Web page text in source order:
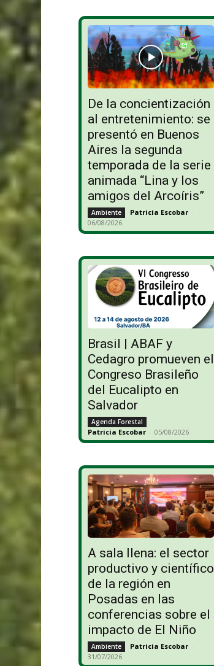
De la concientización
al entretenimiento: se
presentó en Buenos
Aires la segunda
temporada de la serie
animada “Lina y los
amigos del Arcoíris”
Ambiente Patricia Escobar -
06/08/2026
Brasil | ABAF y
Cedagro promueven el
Congreso Brasileño
del Eucalipto en
Salvador
Agenda Forestal
Patricia Escobar - 05/08/2026
A sala llena: el sector
productivo y científico
de la región en
Posadas en las
conferencias sobre el
impacto de El Niño
Ambiente Patricia Escobar -
31/07/2026